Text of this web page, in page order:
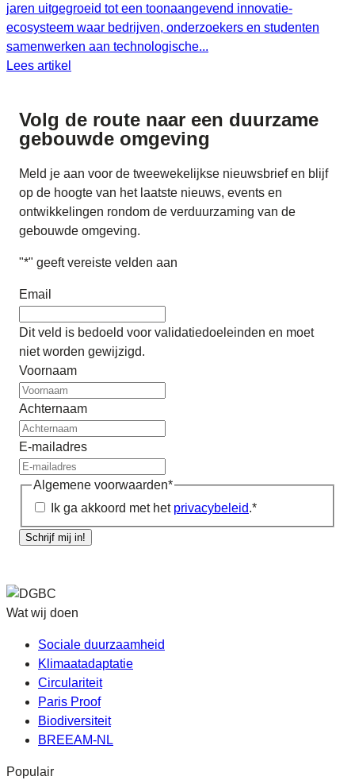
jaren uitgegroeid tot een toonaangevend innovatie-
ecosysteem waar bedrijven, onderzoekers en studenten
samenwerken aan technologische...
Lees artikel
Volg de route naar een duurzame
gebouwde omgeving
Meld je aan voor de tweewekelijkse nieuwsbrief en blijf
op de hoogte van het laatste nieuws, events en
ontwikkelingen rondom de verduurzaming van de
gebouwde omgeving.
"*" geeft vereiste velden aan
Email
Dit veld is bedoeld voor validatiedoeleinden en moet
niet worden gewijzigd.
Voornaam
Achternaam
E-mailadres
Algemene voorwaarden*
Ik ga akkoord met het privacybeleid.*
Schrijf mij in!
Wat wij doen
Sociale duurzaamheid
Klimaatadaptatie
Circulariteit
Paris Proof
Biodiversiteit
BREEAM-NL
Populair